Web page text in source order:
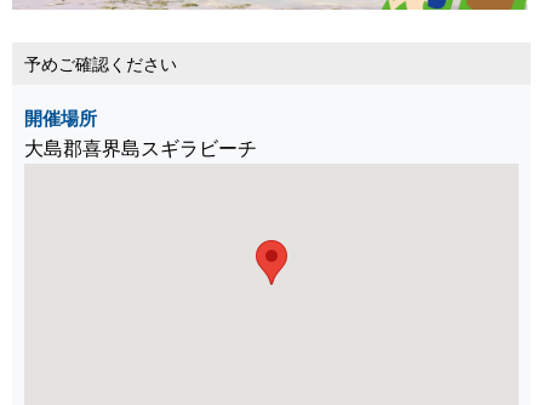
予めご確認ください
開催場所
大島郡喜界島スギラビーチ